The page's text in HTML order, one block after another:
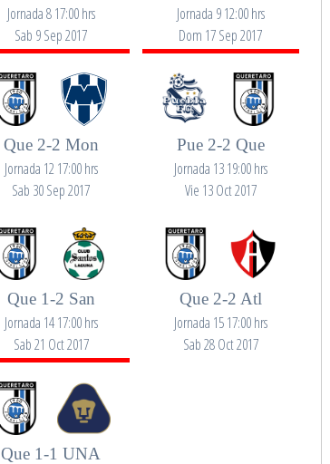
Jornada 8 17:00 hrs
Sab 9 Sep 2017
Jornada 9 12:00 hrs
Dom 17 Sep 2017
Que 2-2 Mon
Jornada 12 17:00 hrs
Sab 30 Sep 2017
Pue 2-2 Que
Jornada 13 19:00 hrs
Vie 13 Oct 2017
Que 1-2 San
Jornada 14 17:00 hrs
Sab 21 Oct 2017
Que 2-2 Atl
Jornada 15 17:00 hrs
Sab 28 Oct 2017
Que 1-1 UNA